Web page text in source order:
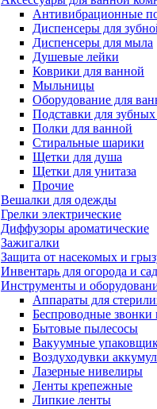
Антивибрационные
Диспенсеры для
Диспенсеры для мыла
Душевые лейки
Коврики для ванной
Мыльницы
Оборудование для
Подставки для
Полки для ванной
Стиральные шарики
Щетки для душа
Щетки для унитаза
Прочие
Вешалки для одежды
Грелки электрические
Диффузоры ароматические
Зажигалки
Защита от насекомых и
Инвентарь для огорода и
Инструменты и
Аппараты для
Беспроводные звонки
Бытовые пылесосы
Вакуумные
Воздуходувки
Лазерные нивелиры
Ленты крепежные
Липкие ленты